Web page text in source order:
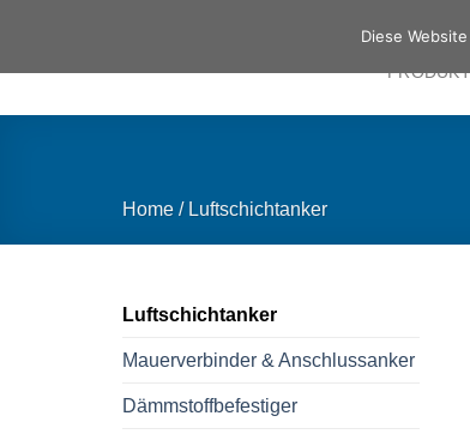
springen
Home / Luftschichtanker
Luftschichtanker
Mauerverbinder & Anschlussanker
Dämmstoffbefestiger
Diese